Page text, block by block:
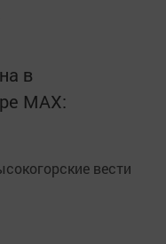
в
MАХ:
вести